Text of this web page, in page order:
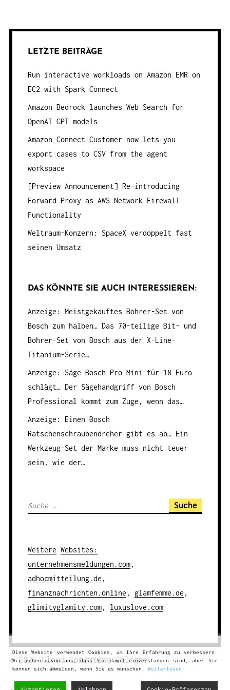
LETZTE BEITRÄGE
Run interactive workloads on Amazon EMR on
EC2 with Spark Connect
Amazon Bedrock launches Web Search for
OpenAI GPT models
Amazon Connect Customer now lets you
export cases to CSV from the agent
workspace
[Preview Announcement] Re-introducing
Forward Proxy as AWS Network Firewall
Functionality
Weltraum-Konzern: SpaceX verdoppelt fast
seinen Umsatz
DAS KÖNNTE SIE AUCH INTERESSIEREN:
Anzeige: Meistgekauftes Bohrer-Set von
Bosch zum halben…Das 70-teilige Bit- und
Bohrer-Set von Bosch aus der X-Line-
Titanium-Serie…
Anzeige: Säge Bosch Pro Mini für 18 Euro
schlägt…Der Sägehandgriff von Bosch
Professional kommt zum Zuge, wenn das…
Anzeige: Einen Bosch
Ratschenschraubendreher gibt es ab…Ein
Werkzeug-Set der Marke muss nicht teuer
sein, wie der…
S
h
e
n
a
c
Weitere Websites :
unternehmensmeldungen.com,
adhocmitteilung.de ,
finanznachrichten.online , glamfemme.de ,
glimityglamity.com, luxuslove.com
© 2026Cloud ComputingCologne
Diese Website verwendet Cookies, um Ihre Erfahrung zu verbessern.
Wir gehen davon aus, dass Sie damit einverstanden sind, aber Sie
können sich abmelden, wenn Sie es wünschen. Weiterlesen